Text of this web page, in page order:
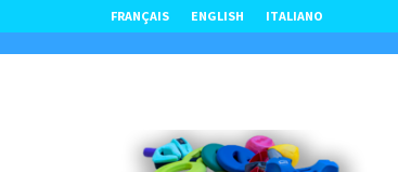
FRANÇAIS ENGLISH ITALIANO